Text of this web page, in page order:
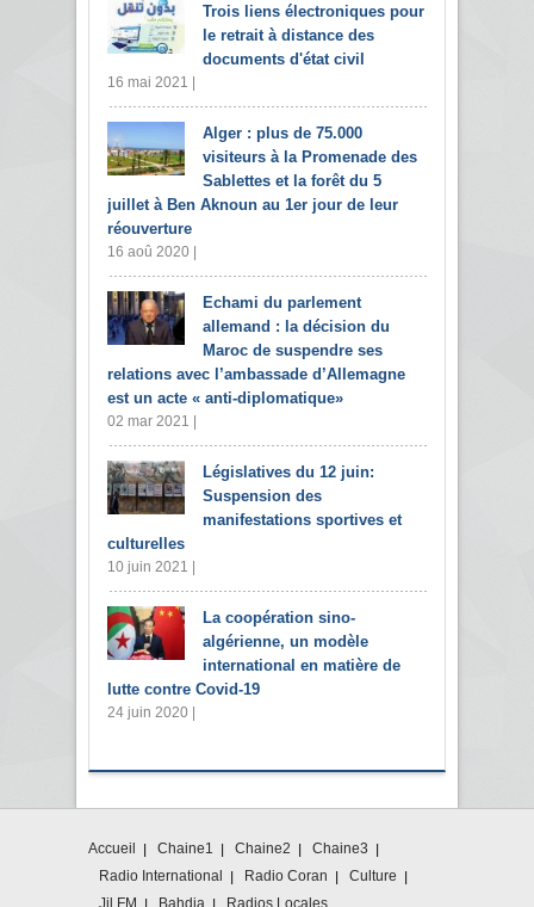
Trois liens électroniques pour
le retrait à distance des
documents d'état civil
16 mai 2021 |
Alger : plus de 75.000
visiteurs à la Promenade des
Sablettes et la forêt du 5
juillet à Ben Aknoun au 1er jour de leur
réouverture
16 aoû 2020 |
Echami du parlement
allemand : la décision du
Maroc de suspendre ses
relations avec l’ambassade d’Allemagne
est un acte « anti-diplomatique»
02 mar 2021 |
Législatives du 12 juin:
Suspension des
manifestations sportives et
culturelles
10 juin 2021 |
La coopération sino-
algérienne, un modèle
international en matière de
lutte contre Covid-19
24 juin 2020 |
Accueil Chaine1 Chaine2
Chaine3
Radio International
Radio Coran
Culture
Jil FM
Bahdja Radios Locales